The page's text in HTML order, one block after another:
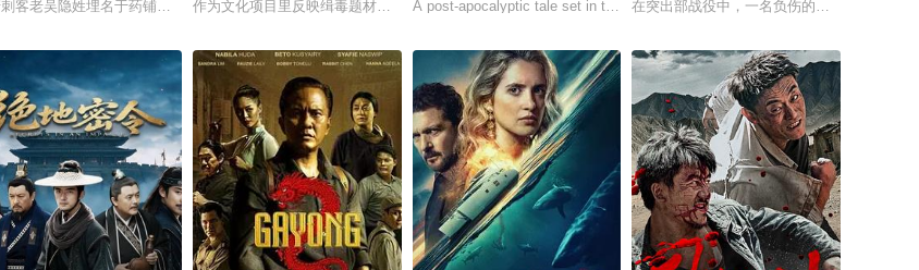
他面临着来自超自然界的威胁。为了维护两个世界的平衡，他必须与精灵之王展开
被忒提斯从冥界释放至现代世界，他必须直面新世界的暴力法则与旧神的阴谋，在宿命与自由间重写英雄的终章
客老吴隐姓埋名于药铺，却为守护单亲母女小茜和依依，被迫出手击杀黑帮一伙而暴露身份。幕后黑手向爷派杀手左轮抓住母女二人要挟并引出
作为文化项目里反映缉毒题材的电影《斩毒行动》以“枪战”、“战友情”、“卧底”、“父子情”作为影片的看点，拍摄地
A post-apocalyptic tale set in the west Balkans, after a nuclear war.
在突出部战役中，一名负伤的美军士兵被困